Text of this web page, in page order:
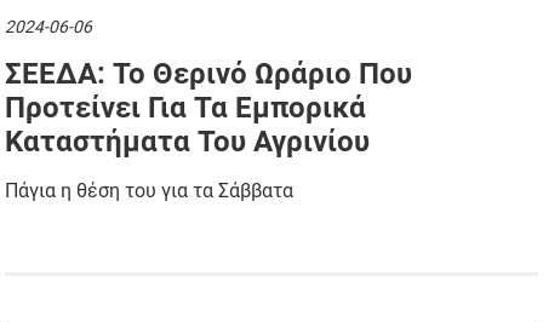
2024-06-06
ΣΕΕΔΑ: Το Θερινό Ωράριο Που
Προτείνει Για Τα Εμπορικά
Καταστήματα Του Αγρινίου
Πάγια η θέση του για τα Σάββατα